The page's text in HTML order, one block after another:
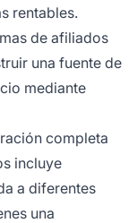
rentables.
de afiliados
una fuente de
mediante
completa
incluye
a diferentes
una